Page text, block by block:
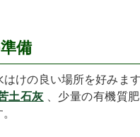
備
はけの良い場所を好みま
土石灰
、少量の有機質